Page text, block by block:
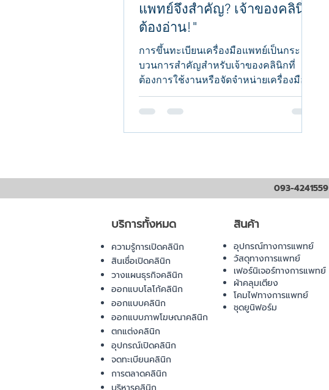
แพทย์จึงสำคัญ? เจ้าของคลินิก
ต้องอ่าน!"
การขึ้นทะเบียนเครื่องมือแพทย์เป็นกระ
บวนการสำคัญสำหรับเจ้าของคลินิกที่
ต้องการใช้งานหรือจัดจำหน่ายเครื่องมือ
แพทย์อย่างถูกต้องตามกฎหมาย...
093-4241559
บริการทั้งหมด
ความรู้การเปิดคลินิก
สินเชื่อเปิดคลินิก
วางแผนธุรกิจคลินิก
ออกแบบโลโก้คลินิก
ออกแบบคลินิก
ออกแบบภาพโฆษณาคลินิก
ตกแต่งคลินิก
อุปกรณ์เปิดคลินิก
จดทะเบียนคลินิก
การตลาดคลินิก
สินค้า
อุปกรณ์ทางการแพทย์
วัสดุทางการแพทย์
เฟอร์นิเจอร์ทางการแพทย์
ผ้าคลุมเตียง
โคมไฟทางการแพทย์
ชุดยูนิฟอร์ม